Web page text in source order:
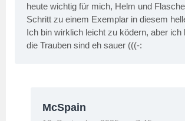
heute wichtig für mich, Helm und
Schritt zu einem Exemplar in diesem
Ich bin wirklich leicht zu ködern, aber ich
die Trauben sind eh sauer (((-:
McSpain